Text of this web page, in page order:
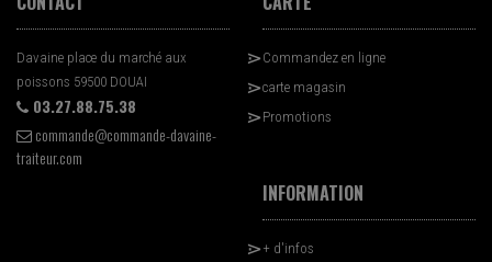
Davaine place du marché aux
poissons 59500 DOUAI
03.27.88.75.38
commande@commande-davaine-
traiteur.com
Commandez en ligne
carte magasin
Promotions
INFORMATION
+ d'infos